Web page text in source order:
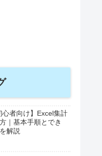
心者向け】Excel集計
｜基本手順とでき
解説